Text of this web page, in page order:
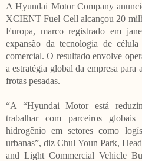
A Hyundai Motor Company
XCIENT Fuel Cell alcançou 20
Europa, marco registrado em
expansão da tecnologia de
comercial. O resultado envolve
a estratégia global da empresa
frotas pesadas.
“A “Hyundai Motor está
trabalhar com parceiros
hidrogênio em setores como
urbanas”, diz Chul Youn Park,
and Light Commercial Vehicle